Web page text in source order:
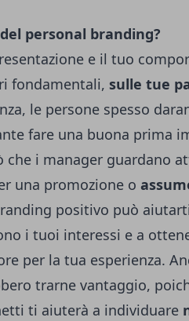
personal branding?
e il tuo
fondamentali, sulle tue
le persone spesso
fare una buona prima
che i manager guardano
una promozione o
positivo può
i tuoi interessi e a
per la tua esperienza.
trarne vantaggio,
ti aiuterà a individuare